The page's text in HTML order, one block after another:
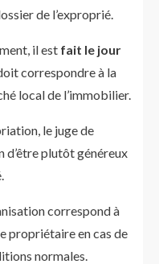
de l’exproprié.
il est fait le jour
correspondre à la
local de l’immobilier.
le juge de
d’être plutôt généreux
correspond à
propriétaire en cas de
normales.